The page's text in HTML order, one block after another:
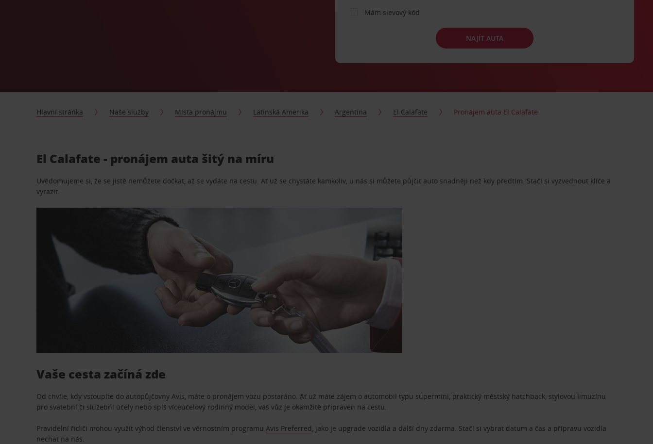
Mám slevový kód
NAJÍT AUTA
Hlavní stránka Naše služby Místa pronájmu Latinská Amerika Argentina El Calafate Pronájem auta El Calafate
El Calafate - pronájem auta šitý na míru
Uvědomujeme si, že se jistě nemůžete dočkat, až se vydáte na cestu. Ať už se chystáte kamkoliv, u nás si můžete půjčit auto snadněji než kdy předtím. Stačí si vyzvednout klíče a
vyrazit.
Vaše cesta začíná zde
Od chvíle, kdy vstoupíte do autopůjčovny Avis, máte o pronájem vozu postaráno. Ať už máte zájem o automobil typu supermini, praktický městský hatchback, stylovou limuzínu
pro svatební či služební účely nebo spíš víceúčelový rodinný model, váš vůz je okamžitě připraven na cestu.
Pravidelní řidiči mohou využít výhod členství ve věrnostním programuAvis Preferred, jako je upgrade vozidla a další dny zdarma. Stačí si vybrat datum a čas a přípravu vozidla
nechat na nás.